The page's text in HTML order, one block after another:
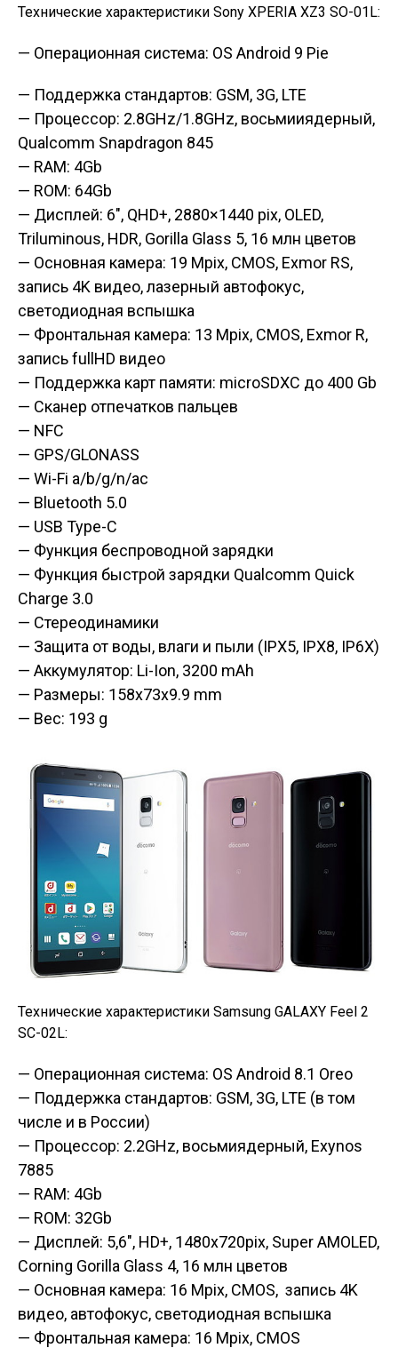
Технические характеристики Sony XPERIA XZ3 SO-01L:
— Операционная система: OS Android 9 Pie
— Поддержка стандартов: GSM, 3G, LTE
— Процессор: 2.8GHz/1.8GHz, восьмииядерный,
Qualcomm Snapdragon 845
— RAM: 4Gb
— ROM: 64Gb
— Дисплей: 6″, QHD+, 2880×1440 pix, OLED,
Triluminous, HDR, Gorilla Glass 5, 16 млн цветов
— Основная камера: 19 Mpix, CMOS, Exmor RS,
запись 4K видео, лазерный автофокус,
светодиодная вспышка
— Фронтальная камера: 13 Mpix, CMOS, Exmor R,
запись fullHD видео
— Поддержка карт памяти: microSDXC до 400 Gb
— Сканер отпечатков пальцев
— NFC
— GPS/GLONASS
— Wi-Fi a/b/g/n/ac
— Bluetooth 5.0
— USB Type-C
— Функция беспроводной зарядки
— Функция быстрой зарядки Qualcomm Quick
Charge 3.0
— Стереодинамики
— Защита от воды, влаги и пыли (IPX5, IPX8, IP6X)
— Аккумулятор: Li-Ion, 3200 mAh
— Размеры: 158x73x9.9 mm
— Вес: 193 g
Технические характеристики Samsung GALAXY Feel 2
SC-02L:
— Операционная система: OS Android 8.1 Oreo
— Поддержка стандартов: GSM, 3G, LTE (в том
числе и в России)
— Процессор: 2.2GHz, восьмиядерный, Exynos
7885
— RAM: 4Gb
— ROM: 32Gb
— Дисплей: 5,6″, HD+, 1480x720pix, Super AMOLED,
Corning Gorilla Glass 4, 16 млн цветов
— Основная камера: 16 Mpix, CMOS, запись 4K
видео, автофокус, светодиодная вспышка
— Фронтальная камера: 16 Mpix, CMOS